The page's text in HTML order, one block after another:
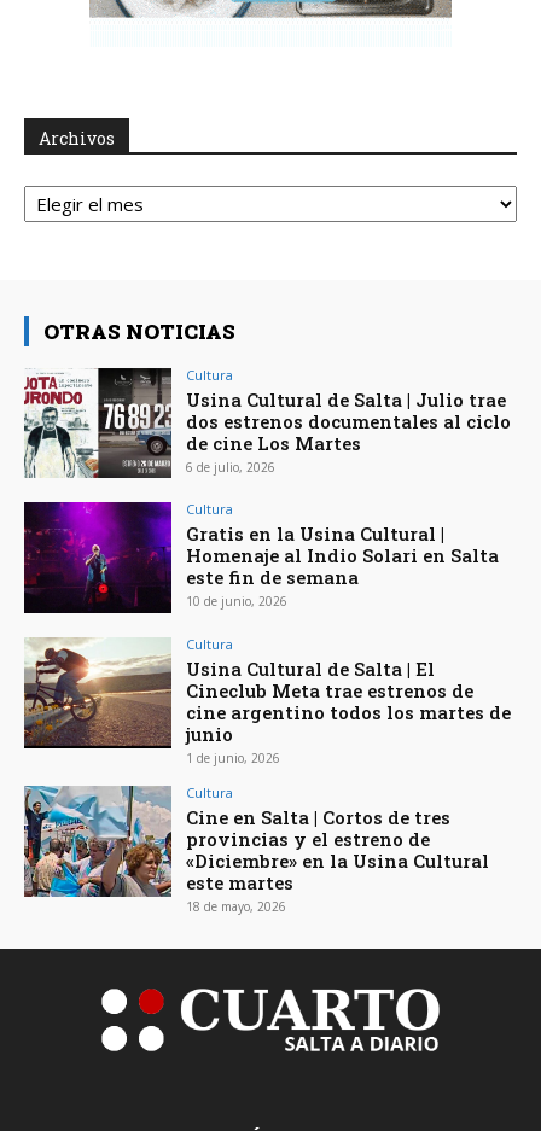
Archivos
Archivos
OTRAS NOTICIAS
Cultura
Usina Cultural de Salta | Julio trae
dos estrenos documentales al ciclo
de cine Los Martes
6 de julio, 2026
Cultura
Gratis en la Usina Cultural |
Homenaje al Indio Solari en Salta
este fin de semana
10 de junio, 2026
Cultura
Usina Cultural de Salta | El
Cineclub Meta trae estrenos de
cine argentino todos los martes de
junio
1 de junio, 2026
Cultura
Cine en Salta | Cortos de tres
provincias y el estreno de
«Diciembre» en la Usina Cultural
este martes
18 de mayo, 2026